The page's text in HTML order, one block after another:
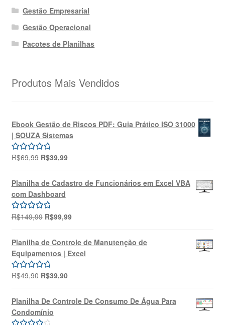
Gestão Empresarial
Gestão Operacional
Pacotes de Planilhas
Produtos Mais Vendidos
Ebook Gestão de Riscos PDF: Guia Prático ISO 31000
| SOUZA Sistemas
Avaliação
R$69,99 O
original
era:
R$69,99.
R$39,99O
atual
é:
Planilha de Cadastro de Funcionários em Excel VBA
com Dashboard
Avaliação
R$149,99 O
original
era:
R$149,99.
R$99,99O
atual
é:
R$99,99.
Planilha de Controle de Manutenção de
Equipamentos | Excel
Avaliação
R$49,90 O
original
era:
R$49,90.
R$39,90O
atual
é:
Planilha De Controle De Consumo De Água Para
Condomínio